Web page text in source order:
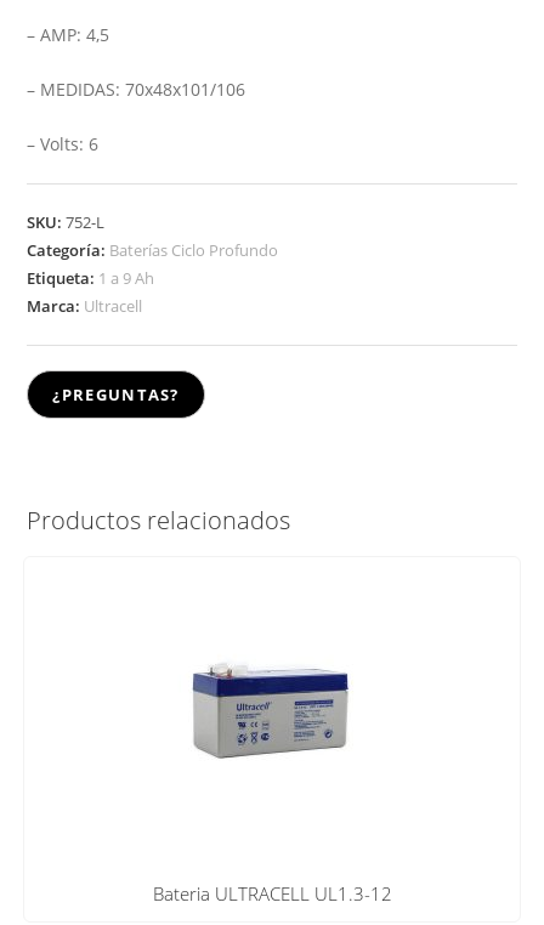
– AMP: 4,5
– MEDIDAS: 70x48x101/106
– Volts: 6
SKU:752-L
Categoría: Baterías Ciclo Profundo
Etiqueta: 1 a 9 Ah
Marca: Ultracell
Productos relacionados
Bateria ULTRACELL UL1.3-12